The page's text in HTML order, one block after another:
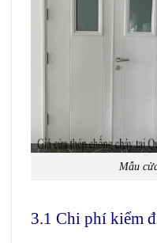
Mẫu
3.1 Chi phí kiểm